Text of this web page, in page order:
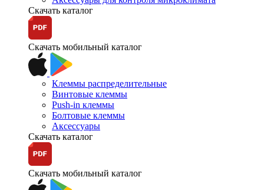
Скачать каталог
Скачать мобильный каталог
Клеммы распределительные
Винтовые клеммы
Push-in клеммы
Болтовые клеммы
Аксессуары
Скачать каталог
Скачать мобильный каталог